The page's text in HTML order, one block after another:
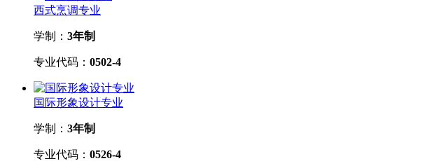
西式烹调专业
学制： 3年制
专业代码： 0502-4
国际形象设计专业
学制： 3年制
专业代码： 0526-4